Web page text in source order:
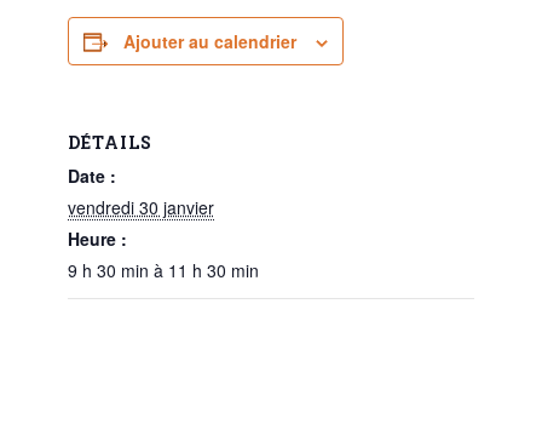
Ajouter au calendrier
DÉTAILS
Date :
vendredi 30 janvier
Heure :
9 h 30 min à 11 h 30 min